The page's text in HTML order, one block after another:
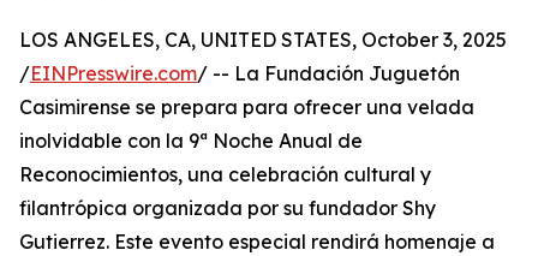
LOS ANGELES, CA, UNITED STATES, October 3, 2025
/EINPresswire.com/ -- La Fundación Juguetón
Casimirense se prepara para ofrecer una velada
inolvidable con la 9ª Noche Anual de
Reconocimientos, una celebración cultural y
filantrópica organizada por su fundador Shy
Gutierrez. Este evento especial rendirá homenaje a